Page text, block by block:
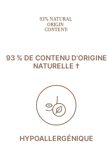
93 % DE CONTENU D'ORIGINE
NATURELLE †
HYPOALLERGÉNIQUE